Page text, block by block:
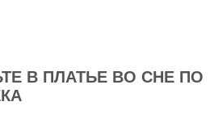
В ПЛАТЬЕ ВО СНЕ ПО